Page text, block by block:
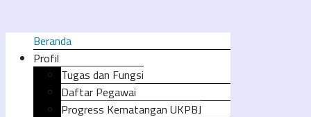
Beranda
Profil
Tugas dan Fungsi
Daftar Pegawai
Progress Kematangan UKPBJ